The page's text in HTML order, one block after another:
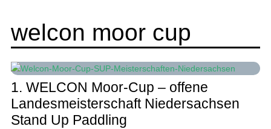
Ratgeber
Das Magazin
Stand Up Magazin TV
welcon moor cup
1. WELCON Moor-Cup – offene
Landesmeisterschaft Niedersachsen
Stand Up Paddling